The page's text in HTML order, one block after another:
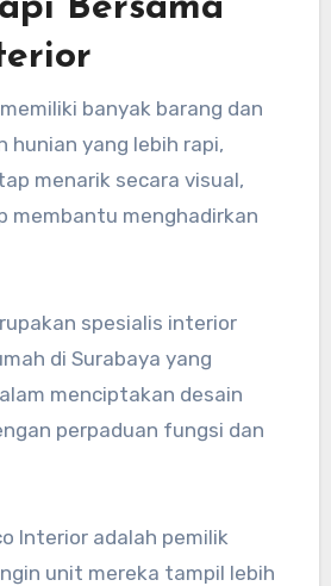
Bersama
banyak barang dan
hunian yang lebih rapi,
menarik secara visual,
membantu menghadirkan
spesialis interior
di Surabaya yang
menciptakan desain
perpaduan fungsi dan
Interior adalah pemilik
unit mereka tampil lebih